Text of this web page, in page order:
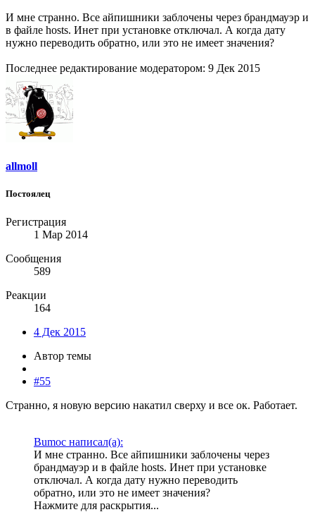
И мне странно. Все айпишники заблочены через брандмауэр и
в файле hosts. Инет при установке отключал. А когда дату
нужно переводить обратно, или это не имеет значения?
Последнее редактирование модератором: 9 Дек 2015
allmoll
Постоялец
Регистрация
1 Мар 2014
Сообщения
589
Реакции
164
4 Дек 2015
Автор темы
#55
Странно, я новую версию накатил сверху и все ок. Работает.
Bumoc написал(а):
И мне странно. Все айпишники заблочены через
брандмауэр и в файле hosts. Инет при установке
отключал. А когда дату нужно переводить
обратно, или это не имеет значения?
Нажмите для раскрытия...